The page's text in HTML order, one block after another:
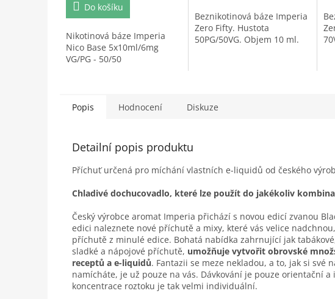
Do košíku
Nikotinová báze Imperia
Nico Base 5x10ml/6mg
VG/PG - 50/50
Beznikotinová báze Imperia
Zero Fifty. Hustota
50PG/50VG. Objem 10 ml.
Popis Hodnocení Diskuze
Detailní popis produktu
Příchuť určená pro míchání vlastních e-liquidů od českého
Chladivé dochucovadlo, které lze použít do jakékoliv
Český výrobce aromat Imperia přichází s novou edicí zvanou
edici naleznete nové příchutě a mixy, které vás velice
příchutě z minulé edice. Bohatá nabídka zahrnující jak
sladké a nápojové příchutě, umožňuje vytvořit obrovské
receptů a e-liquidů. Fantazii se meze nekladou, a to, jak si své
namícháte, je už pouze na vás. Dávkování je pouze orientační a
koncentrace roztoku je tak velmi individuální.